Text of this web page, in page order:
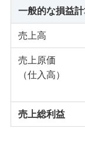
一般的な損益
売上高
売上原価
（仕入高）
売上総利益